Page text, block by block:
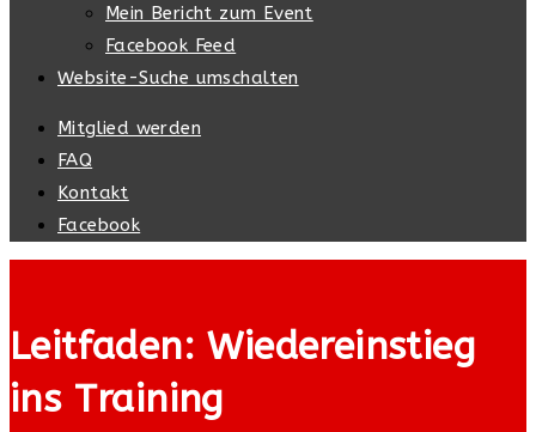
Mein Bericht zum Event
Facebook Feed
Website-Suche umschalten
Mitglied werden
FAQ
Kontakt
Facebook
Leitfaden: Wiedereinstieg
ins Training